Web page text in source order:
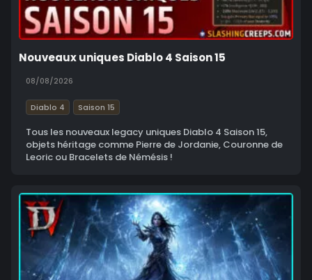
Nouveaux uniques Diablo 4 Saison 15
08/08/2026
Diablo 4 Saison 15
Tous les nouveaux legacy uniques Diablo 4 Saison 15,
objets héritage comme Pierre de Jordanie, Couronne de
Leoric ou Bracelets de Némésis !